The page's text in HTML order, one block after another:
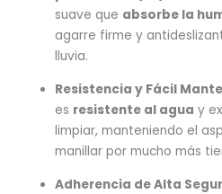
suave que absorbe la
agarre firme y
lluvia.
Resistencia y Fácil
es resistente al agua y
limpiar, manteniendo el
manillar por mucho más
Adherencia de Alta